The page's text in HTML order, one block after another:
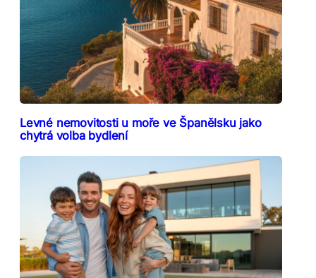
Levné nemovitosti u moře ve Španělsku jako
chytrá volba bydlení